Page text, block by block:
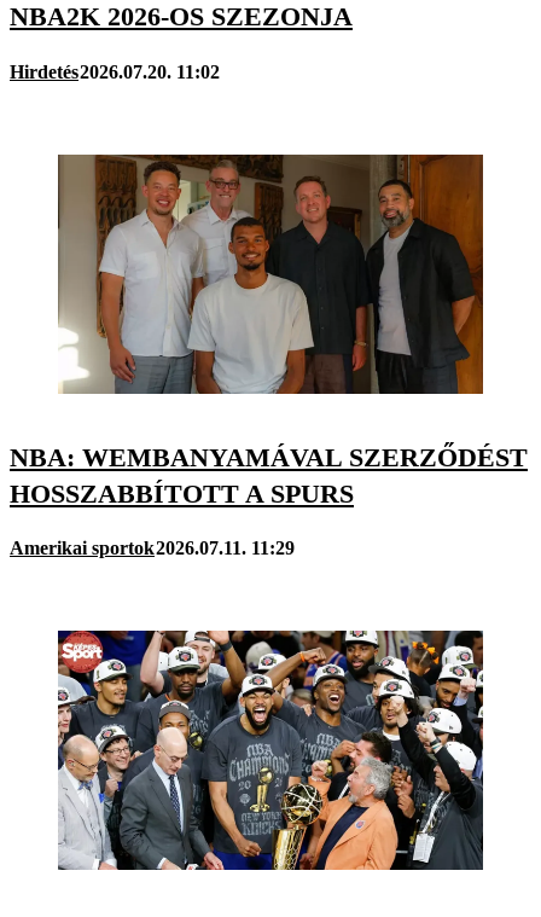
NBA2K 2026-OS SZEZONJA
Hirdetés2026.07.20. 11:02
NBA: WEMBANYAMÁVAL SZERZŐDÉST
HOSSZABBÍTOTT A SPURS
Amerikai sportok2026.07.11. 11:29